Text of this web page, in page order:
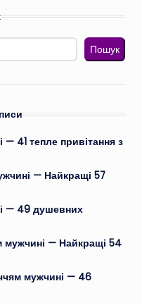
Пошук
— 41 тепле привітання з
— Найкращі 57
— 49 душевних
мужчині — Найкращі 54
мужчині — 46